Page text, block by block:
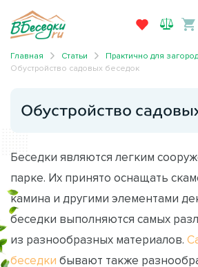
Главная Статьи
Практично для
Обустройство садовых беседок
Обустройство
Беседки являются легким
парке. Их принято оснащать
камина и другими элементами
беседки выполняются самых
из разнообразных материалов.
беседки бывают также